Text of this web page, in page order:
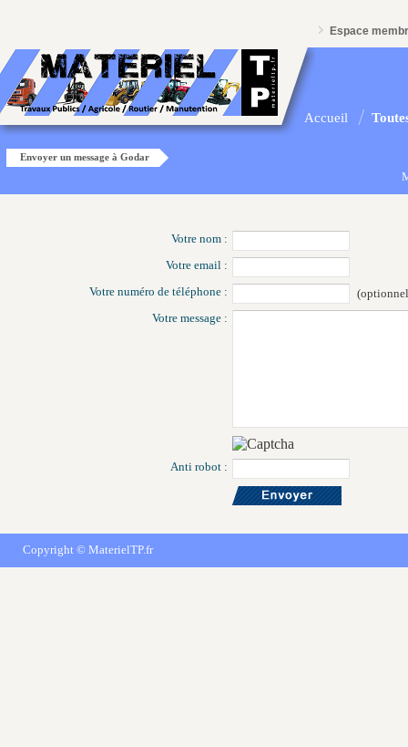
Espace
Accueil
Envoyer un message à Godar
Votre nom :
Votre email :
Votre numéro de téléphone :
Votre message :
Anti robot :
Copyright © MaterielTP.fr